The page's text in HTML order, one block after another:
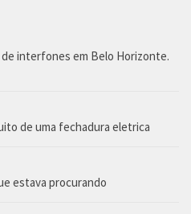
interfones em Belo Horizonte.
de uma fechadura eletrica
estava procurando